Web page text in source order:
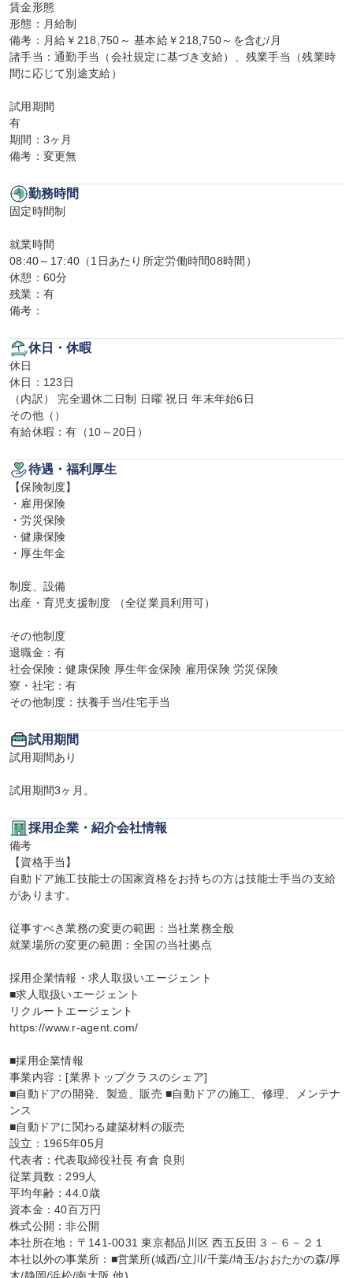
賃金形態
形態：月給制
備考：月給￥218,750～ 基本給￥218,750～を含む/月
諸手当：通勤手当（会社規定に基づき支給）、残業手当（残業時
間に応じて別途支給）
試用期間
有
期間：3ヶ月
備考：変更無
勤務時間
固定時間制
就業時間
08:40～17:40（1日あたり所定労働時間08時間）
休憩：60分
残業：有
備考：
休日・休暇
休日
休日：123日
（内訳） 完全週休二日制 日曜 祝日 年末年始6日
その他（）
有給休暇：有（10～20日）
待遇・福利厚生
【保険制度】
・雇用保険
・労災保険
・健康保険
・厚生年金
制度、設備
出産・育児支援制度 （全従業員利用可）
その他制度
退職金：有
社会保険：健康保険 厚生年金保険 雇用保険 労災保険
寮・社宅：有
その他制度：扶養手当/住宅手当
試用期間
試用期間あり
試用期間3ヶ月。
採用企業・紹介会社情報
備考
【資格手当】
自動ドア施工技能士の国家資格をお持ちの方は技能士手当の支給
があります。
従事すべき業務の変更の範囲：当社業務全般
就業場所の変更の範囲：全国の当社拠点
採用企業情報・求人取扱いエージェント
■求人取扱いエージェント
リクルートエージェント
https://www.r-agent.com/
■採用企業情報
事業内容：[業界トップクラスのシェア]
■自動ドアの開発、製造、販売 ■自動ドアの施工、修理、メンテナ
ンス
■自動ドアに関わる建築材料の販売
設立：1965年05月
代表者：代表取締役社長 有倉 良則
従業員数：299人
平均年齢：44.0歳
資本金：40百万円
株式公開：非公開
本社所在地：〒141-0031 東京都品川区 西五反田３－６－２１
本社以外の事業所：■営業所(城西/立川/千葉/埼玉/おおたかの森/厚